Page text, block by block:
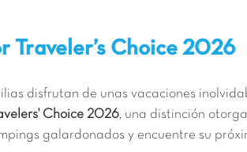
Traveler’s Choice 2026
disfrutan de unas vacaciones
Choice 2026, una distinción
galardonados y encuentre su